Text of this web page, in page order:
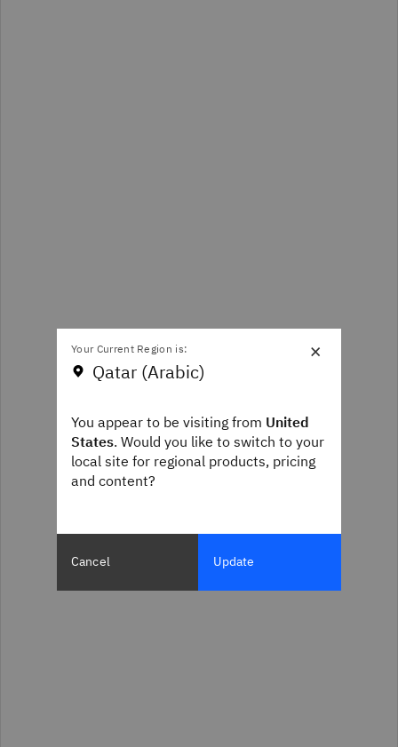
×
Your Current Region is:
Qatar (Arabic)
You appear to be visiting from United
States. Would you like to switch to your
local site for regional products, pricing
and content?
Cancel Update